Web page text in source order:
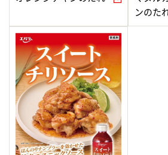
ンのた